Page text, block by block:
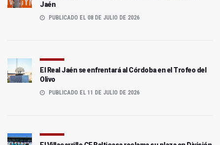
Jaén
PUBLICADO EL 08 DE JULIO DE 2026
El Real Jaén se enfrentará al Córdoba en el Trofeo del
Olivo
PUBLICADO EL 11 DE JULIO DE 2026